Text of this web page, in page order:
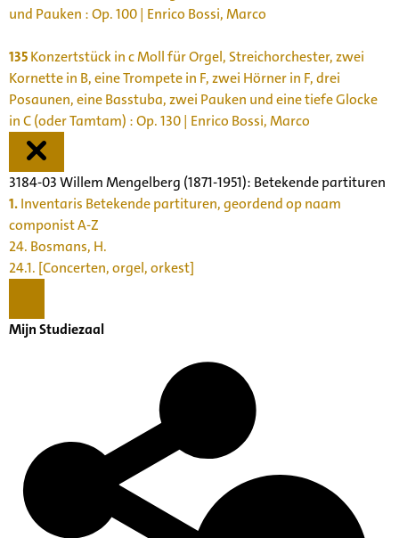
und Pauken : Op. 100 | Enrico Bossi, Marco
135Konzertstück in c Moll für Orgel, Streichorchester, zwei
Kornette in B, eine Trompete in F, zwei Hörner in F, drei
Posaunen, eine Basstuba, zwei Pauken und eine tiefe Glocke
in C (oder Tamtam) : Op. 130 | Enrico Bossi, Marco
3184-03 Willem Mengelberg (1871-1951): Betekende partituren
1.Inventaris Betekende partituren, geordend op naam
componist A-Z
24. Bosmans, H.
24.1. [Concerten, orgel, orkest]
Mijn Studiezaal